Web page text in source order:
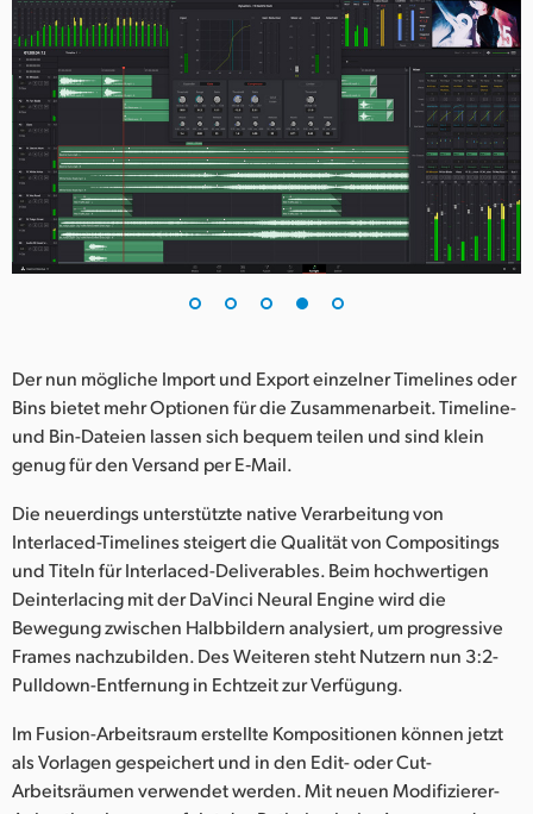
Der nun mögliche Import und Export einzelner Timelines oder
Bins bietet mehr Optionen für die Zusammenarbeit. Timeline-
und Bin-Dateien lassen sich bequem teilen und sind klein
genug für den Versand per E‑Mail.
Die neuerdings unterstützte native Verarbeitung von
Interlaced-Timelines steigert die Qualität von Compositings
und Titeln für Interlaced-Deliverables. Beim hochwertigen
Deinterlacing mit der DaVinci Neural Engine wird die
Bewegung zwischen Halbbildern analysiert, um progressive
Frames nachzubilden. Des Weiteren steht Nutzern nun 3:2-
Pulldown-Entfernung in Echtzeit zur Verfügung.
Im Fusion-Arbeitsraum erstellte Kompositionen können jetzt
als Vorlagen gespeichert und in den Edit- oder Cut-
Arbeitsräumen verwendet werden. Mit neuen Modifizierer-